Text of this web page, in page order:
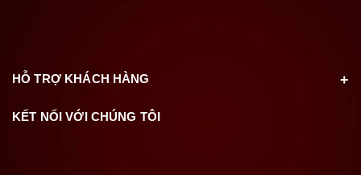
HỖ TRỢ KHÁCH HÀNG
KẾT NỐI VỚI CHÚNG TÔI